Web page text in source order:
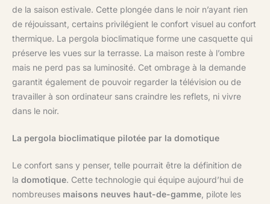
de la saison estivale. Cette plongée dans le noir n’ayant rien
de réjouissant, certains privilégient le confort visuel au confort
thermique. La pergola bioclimatique forme une casquette qui
préserve les vues sur la terrasse. La maison reste à l’ombre
mais ne perd pas sa luminosité. Cet ombrage à la demande
garantit également de pouvoir regarder la télévision ou de
travailler à son ordinateur sans craindre les reflets, ni vivre
dans le noir.
La pergola bioclimatique pilotée par la domotique
Le confort sans y penser, telle pourrait être la définition de
la domotique. Cette technologie qui équipe aujourd’hui de
nombreuses maisons neuves haut-de-gamme , pilote les